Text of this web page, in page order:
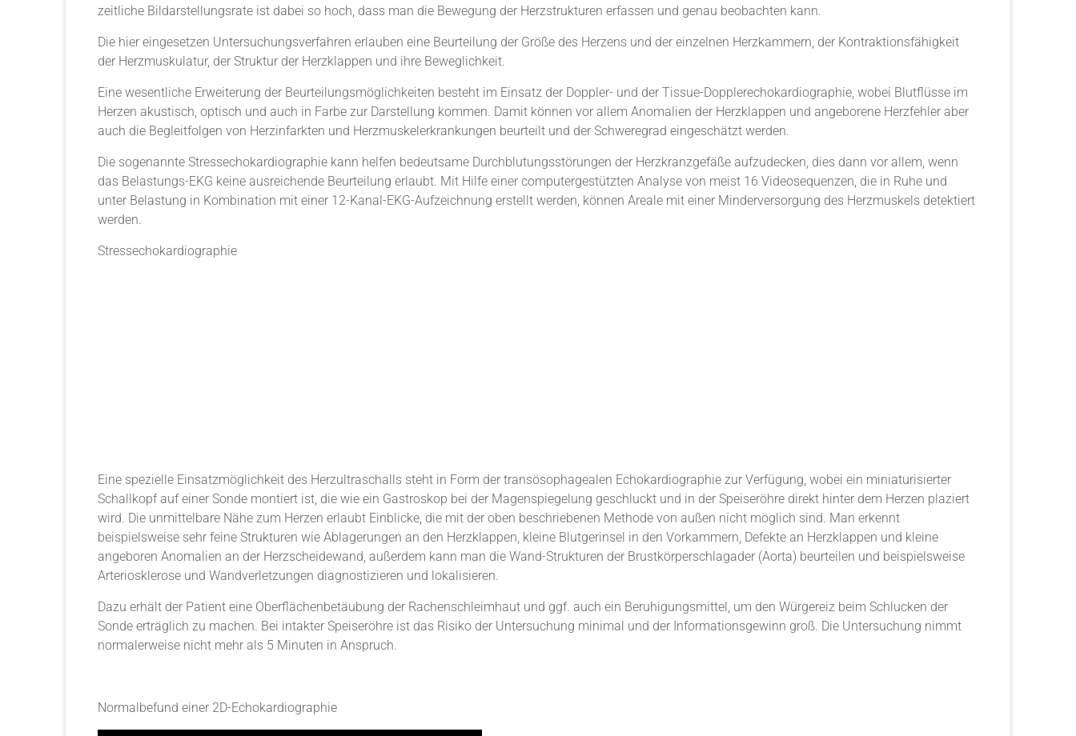
zeitliche Bildarstellungsrate ist dabei so hoch, dass man die Bewegung der Herzstrukturen erfassen und genau beobachten kann.
Die hier eingesetzen Untersuchungsverfahren erlauben eine Beurteilung der Größe des Herzens und der einzelnen Herzkammern, der Kontraktionsfähigkeit
der Herzmuskulatur, der Struktur der Herzklappen und ihre Beweglichkeit.
Eine wesentliche Erweiterung der Beurteilungsmöglichkeiten besteht im Einsatz der Doppler- und der Tissue-Dopplerechokardiographie, wobei Blutflüsse im
Herzen akustisch, optisch und auch in Farbe zur Darstellung kommen. Damit können vor allem Anomalien der Herzklappen und angeborene Herzfehler aber
auch die Begleitfolgen von Herzinfarkten und Herzmuskelerkrankungen beurteilt und der Schweregrad eingeschätzt werden.
Die sogenannte Stressechokardiographie kann helfen bedeutsame Durchblutungsstörungen der Herzkranzgefäße aufzudecken, dies dann vor allem, wenn
das Belastungs-EKG keine ausreichende Beurteilung erlaubt. Mit Hilfe einer computergestützten Analyse von meist 16 Videosequenzen, die in Ruhe und
unter Belastung in Kombination mit einer 12-Kanal-EKG-Aufzeichnung erstellt werden, können Areale mit einer Minderversorgung des Herzmuskels detektiert
werden.
Stressechokardiographie
Eine spezielle Einsatzmöglichkeit des Herzultraschalls steht in Form der transösophagealen Echokardiographie zur Verfügung, wobei ein miniaturisierter
Schallkopf auf einer Sonde montiert ist, die wie ein Gastroskop bei der Magenspiegelung geschluckt und in der Speiseröhre direkt hinter dem Herzen plaziert
wird. Die unmittelbare Nähe zum Herzen erlaubt Einblicke, die mit der oben beschriebenen Methode von außen nicht möglich sind. Man erkennt
beispielsweise sehr feine Strukturen wie Ablagerungen an den Herzklappen, kleine Blutgerinsel in den Vorkammern, Defekte an Herzklappen und kleine
angeboren Anomalien an der Herzscheidewand, außerdem kann man die Wand-Strukturen der Brustkörperschlagader (Aorta) beurteilen und beispielsweise
Arteriosklerose und Wandverletzungen diagnostizieren und lokalisieren.
Dazu erhält der Patient eine Oberflächenbetäubung der Rachenschleimhaut und ggf. auch ein Beruhigungsmittel, um den Würgereiz beim Schlucken der
Sonde erträglich zu machen. Bei intakter Speiseröhre ist das Risiko der Untersuchung minimal und der Informationsgewinn groß. Die Untersuchung nimmt
normalerweise nicht mehr als 5 Minuten in Anspruch.
Normalbefund einer 2D-Echokardiographie